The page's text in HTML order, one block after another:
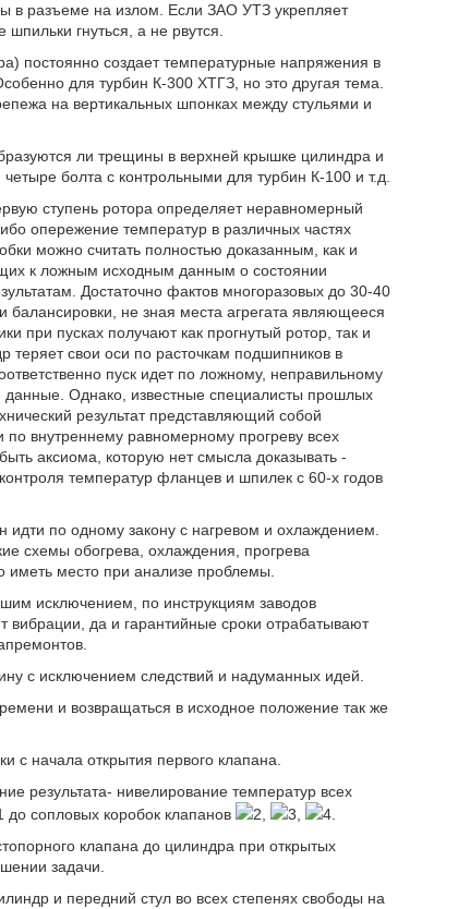
в разъеме на излом. Если ЗАО УТЗ укрепляет
гнуться, а не рвутся.
постоянно создает температурные напряжения в
для турбин К-300 ХТГЗ, но это другая тема.
на вертикальных шпонках между стульями и
ли трещины в верхней крышке цилиндра и
болта с контрольными для турбин К-100 и т.д.
ступень ротора определяет неравномерный
опережение температур в различных частях
можно считать полностью доказанным, как и
к ложным исходным данным о состоянии
Достаточно фактов многоразовых до 30-40
балансировки, не зная места агрегата являющееся
при пусках получают как прогнутый ротор, так и
свои оси по расточкам подшипников в
пуск идет по ложному, неправильному
Однако, известные специалисты прошлых
результат представляющий собой
внутреннему равномерному прогреву всех
аксиома, которую нет смысла доказывать -
температур фланцев и шпилек с 60-х годов
по одному закону с нагревом и охлаждением.
схемы обогрева, охлаждения, прогрева
иметь место при анализе проблемы.
исключением, по инструкциям заводов
да и гарантийные сроки отрабатывают
с исключением следствий и надуманных идей.
и возвращаться в исходное положение так же
с начала открытия первого клапана.
результата- нивелирование температур всех
до сопловых коробок клапанов 2, 3,
4.
клапана до цилиндра при открытых
задачи.
и передний стул во всех степенях свободы на